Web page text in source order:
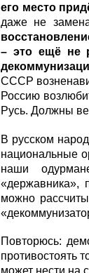
его место
даже не
– это ещё не
СССР
Россию
Русь. Должны
В русском
национальные
наши
«державника»,
можно
Повторюсь:
противостоять
может нести на